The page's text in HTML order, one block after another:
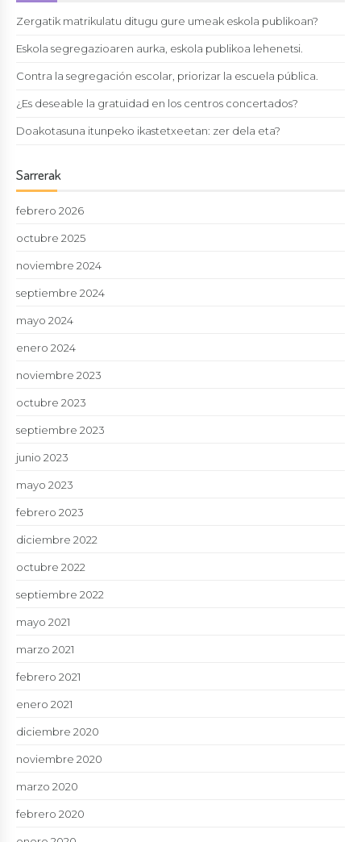
Zergatik matrikulatu ditugu gure umeak eskola publikoan?
Eskola segregazioaren aurka, eskola publikoa lehenetsi.
Contra la segregación escolar, priorizar la escuela pública.
¿Es deseable la gratuidad en los centros concertados?
Doakotasuna itunpeko ikastetxeetan: zer dela eta?
Sarrerak
febrero 2026
octubre 2025
noviembre 2024
septiembre 2024
mayo 2024
enero 2024
noviembre 2023
octubre 2023
septiembre 2023
junio 2023
mayo 2023
febrero 2023
diciembre 2022
octubre 2022
septiembre 2022
mayo 2021
marzo 2021
febrero 2021
enero 2021
diciembre 2020
noviembre 2020
marzo 2020
febrero 2020